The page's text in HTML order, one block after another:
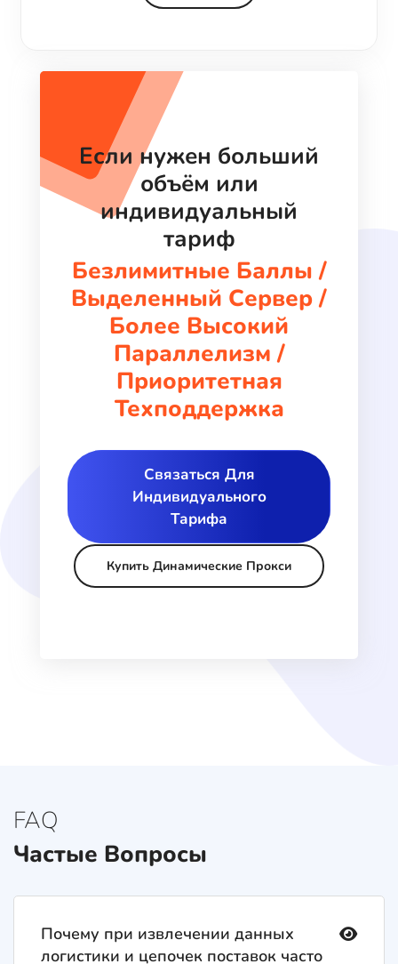
Если нужен больший
объём или
индивидуальный
тариф
Безлимитные Баллы /
Выделенный Сервер /
Более Высокий
Параллелизм /
Приоритетная
Техподдержка
Связаться Для
Индивидуального
Тарифа
Купить Динамические Прокси
FAQ
Частые Вопросы
Почему при извлечении данных
логистики и цепочек поставок часто